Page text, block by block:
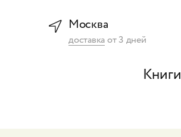
Москва
доставкаот3 дней
Книги